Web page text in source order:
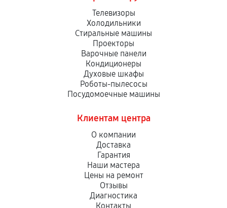
Телевизоры
Холодильники
Стиральные машины
Проекторы
Варочные панели
Кондиционеры
Духовые шкафы
Роботы-пылесосы
Посудомоечные машины
Клиентам центра
О компании
Доставка
Гарантия
Наши мастера
Цены на ремонт
Отзывы
Диагностика
Контакты